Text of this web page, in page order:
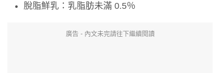
脫脂鮮乳：乳脂肪未滿 0.5％
廣告 - 內文未完請往下繼續閱讀